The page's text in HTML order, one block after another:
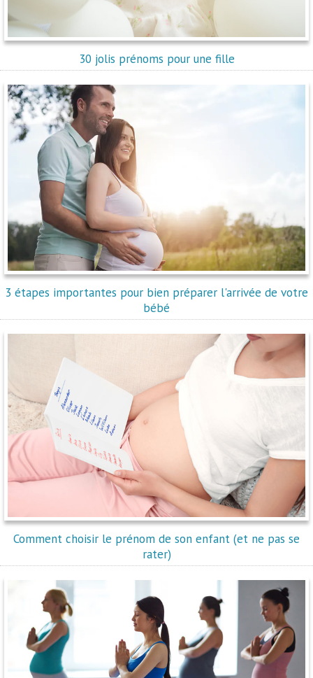
30 jolis prénoms pour une fille
3 étapes importantes pour bien préparer l'arrivée de votre
bébé
Comment choisir le prénom de son enfant (et ne pas se
rater)